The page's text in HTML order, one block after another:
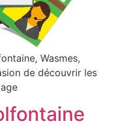
Wasmes,
de découvrir les